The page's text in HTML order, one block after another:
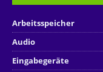
Arbeitsspeicher
Audio
Eingabegeräte